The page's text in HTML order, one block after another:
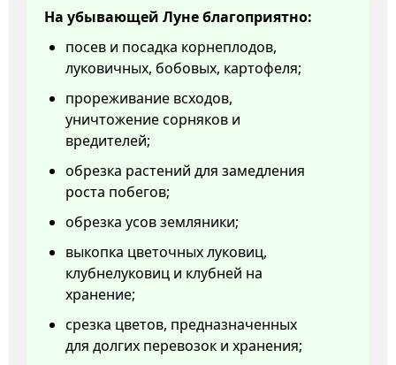
На убывающей Луне благоприятно:
посев и посадка корнеплодов,
луковичных, бобовых, картофеля;
прореживание всходов,
уничтожение сорняков и
вредителей;
обрезка растений для замедления
роста побегов;
обрезка усов земляники;
выкопка цветочных луковиц,
клубнелуковиц и клубней на
хранение;
срезка цветов, предназначенных
для долгих перевозок и хранения;